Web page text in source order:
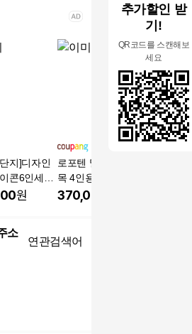
추가할인 받
기!
QR코드를 스캔해보
세요
지]디자인
콘6인세라
원
로포텐 밀크캐러멜 원
목 4인용 6인용 식탁세
트 식탁의자
370,000
소
연관검색어